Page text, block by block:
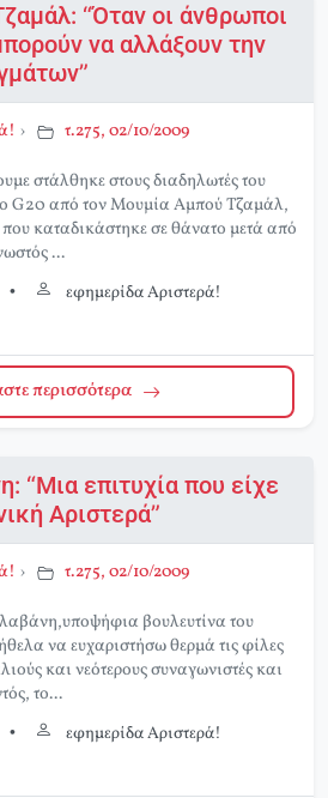
“Όταν οι άνθρωποι
να αλλάξουν την
› τ.275, 02/10/2009
στάλθηκε στους διαδηλωτές του
G20 από τον Μουμία Αμπού Τζαμάλ,
καταδικάστηκε σε θάνατο μετά από
...
• εφημερίδα Αριστερά!
περισσότερα
“Μια επιτυχία που είχε
Αριστερά”
› τ.275, 02/10/2009
βουλευτίνα του
να ευχαριστήσω θερμά τις φίλες
και νεότερους συναγωνιστές και
το...
• εφημερίδα Αριστερά!